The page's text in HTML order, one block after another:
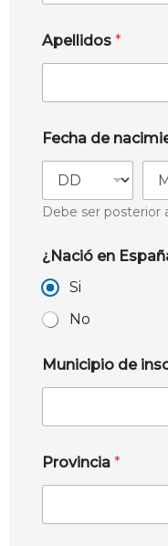
Apellidos *
Fecha de
Debe ser posterior
¿Nació en
Si
No
Municipio de
Provincia *